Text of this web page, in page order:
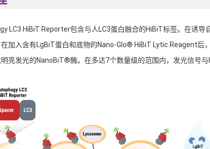
HiBiT Reporter包含与人LC3蛋白融合的HiBiT标签。在诱导
加入含有LgBiT蛋白和底物的Nano-Glo® HiBiT Lytic Reagent后
亮发光的NanoBiT®酶。在多达7个数量级的范围内，发光信号